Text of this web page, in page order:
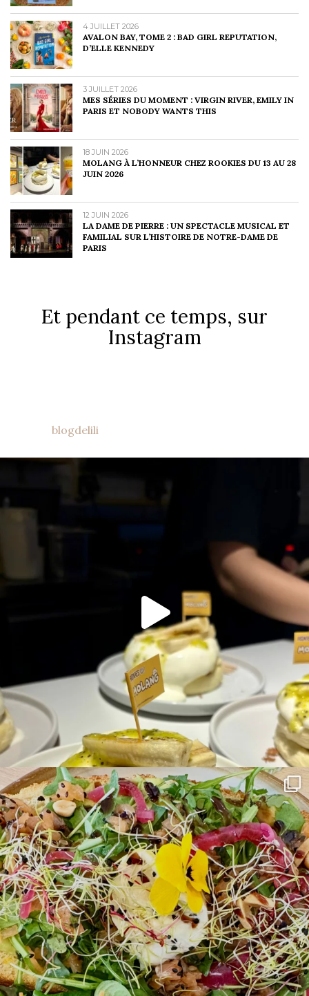
4 JUILLET 2026
AVALON BAY, TOME 2 : BAD GIRL REPUTATION,
D’ELLE KENNEDY
3 JUILLET 2026
MES SÉRIES DU MOMENT : VIRGIN RIVER, EMILY IN
PARIS ET NOBODY WANTS THIS
18 JUIN 2026
MOLANG À L’HONNEUR CHEZ ROOKIES DU 13 AU 28
JUIN 2026
12 JUIN 2026
LA DAME DE PIERRE : UN SPECTACLE MUSICAL ET
FAMILIAL SUR L’HISTOIRE DE NOTRE-DAME DE
PARIS
Et pendant ce temps, sur
Instagram
blogdelili